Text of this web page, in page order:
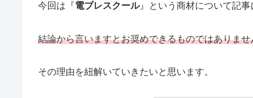
今回は『電ブレスクール』という商材について記事
結論から言いますとお奨めできるものではありませ
その理由を紐解いていきたいと思います。